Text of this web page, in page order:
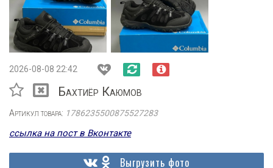
2026-08-08 22:42
Бахтиёр Каюмов
Артикул товара: 1786235500875527283
ссылка на пост в Вконтакте
Выгрузить фото